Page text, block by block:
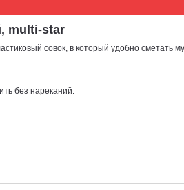
multi-star
совок, в который удобно сметать
без нареканий.